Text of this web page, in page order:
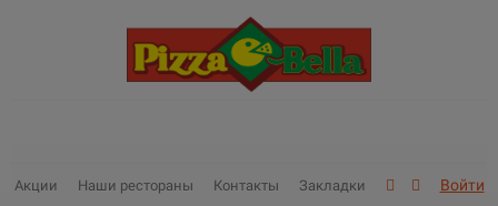
Акции Наши рестораны Контакты Закладки
Войти